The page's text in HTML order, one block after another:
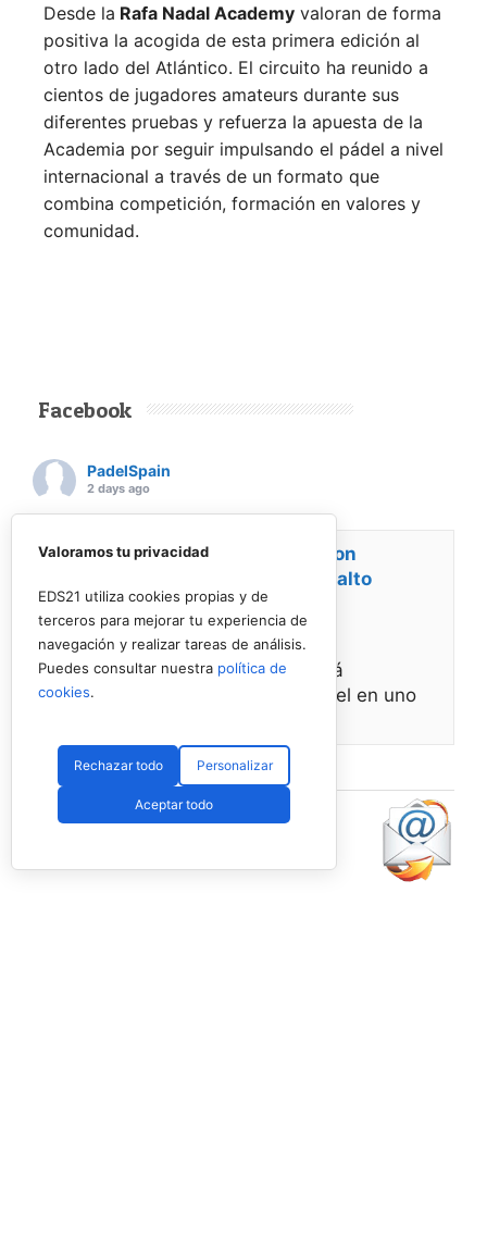
Desde la Rafa Nadal Academy valoran de forma
positiva la acogida de esta primera edición al
otro lado del Atlántico. El circuito ha reunido a
cientos de jugadores amateurs durante sus
diferentes pruebas y refuerza la apuesta de la
Academia por seguir impulsando el pádel a nivel
internacional a través de un formato que
combina competición, formación en valores y
comunidad.
Facebook
PadelSpain
2 days ago
Energy Padel prepara una cita con
competición y fiesta por todo lo alto
www.padelspain.net
Gran jornada de pádel la que está
preparando Felipe de Energy Padel en uno
Ver en Facebook · Compartir
Valoramos tu privacidad
EDS21 utiliza cookies propias y de
terceros para mejorar tu experiencia de
navegación y realizar tareas de análisis.
Puedes consultar nuestra política de
cookies.
Rechazar todo Personalizar
Aceptar todo